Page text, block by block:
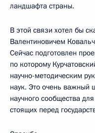
ландшафта страны.
В этой связи хотел бы
Валентиновичем
Сейчас подготовлен
по которому
научно-методическим
наук. Это очень важный
научного сообщества
стоящих перед